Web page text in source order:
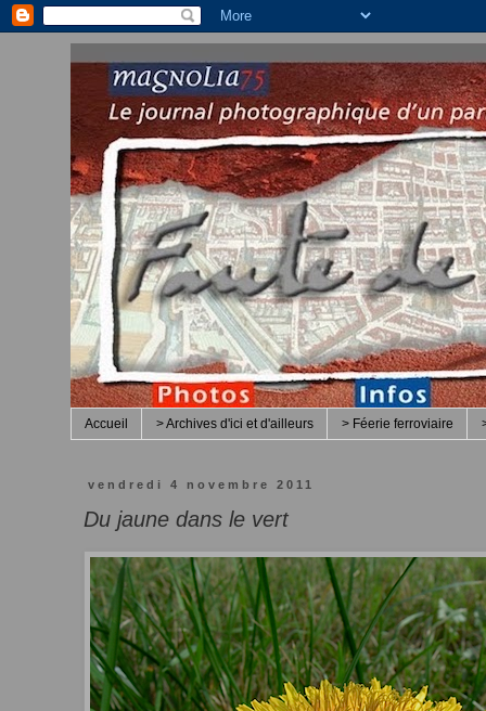
Accueil > Archives d'ici et d'ailleurs > Féerie ferroviaire
vendredi 4 novembre 2011
Du jaune dans le vert